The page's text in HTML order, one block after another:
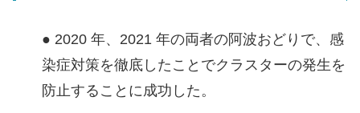
● 2020 年、2021 年の両者の阿波おどりで、感
染症対策を徹底したことでクラスターの発生を
防止することに成功した。